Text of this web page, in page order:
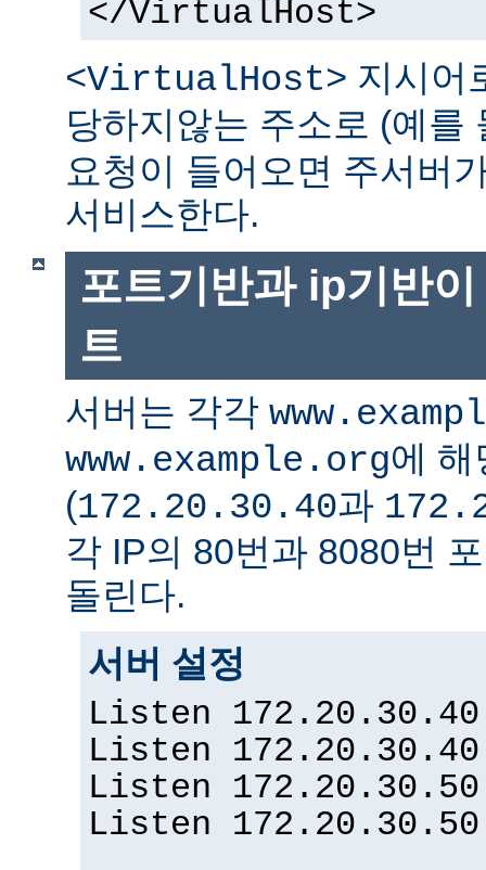
</VirtualHost>
<VirtualHost> 지시어
당하지않는 주소로 (예를
요청이 들어오면 주서버
서비스한다.
포트기반과 ip기반
트
서버는 각각
www.example.org에 해
(172.20.30.40과
각 IP의 80번과 8080번
돌린다.
서버 설정
Listen
Listen
Listen
Listen